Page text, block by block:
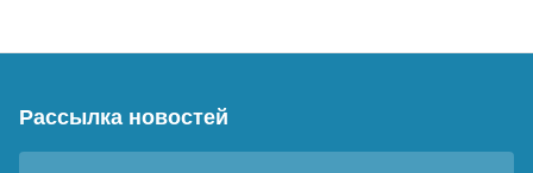
Рассылка новостей